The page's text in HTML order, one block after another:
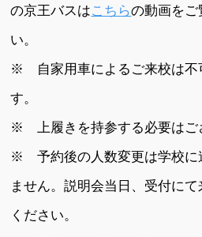
の京王バスはこちらの動画をご
い。
※ 自家用車によるご来校は不
す。
※ 上履きを持参する必要はご
※ 予約後の人数変更は学校に
ません。説明会当日、受付に
ください。